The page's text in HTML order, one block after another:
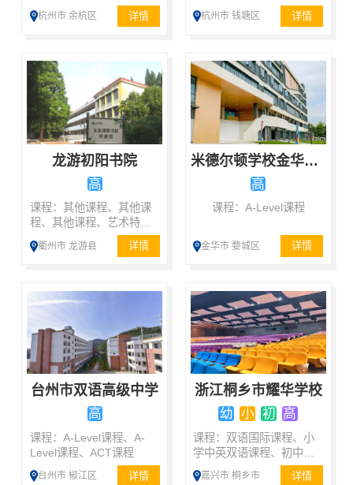
杭州市 余杭区 详情
程、小学中英双语课程、
双语国际课程
杭州市 钱塘区 详情
龙游初阳书院
高
课程：其他课程、其他课
程、其他课程、艺术特长
课程
衢州市 龙游县 详情
米德尔顿学校金华校区
高
课程：A-Level课程
金华市 婺城区 详情
台州市双语高级中学
高
课程：A-Level课程、A-
Level课程、ACT课程
台州市 椒江区 详情
浙江桐乡市耀华学校
幼 小 初 高
课程：双语国际课程、小
学中英双语课程、初中中
英双语课程、A-Level课程
嘉兴市 桐乡市 详情